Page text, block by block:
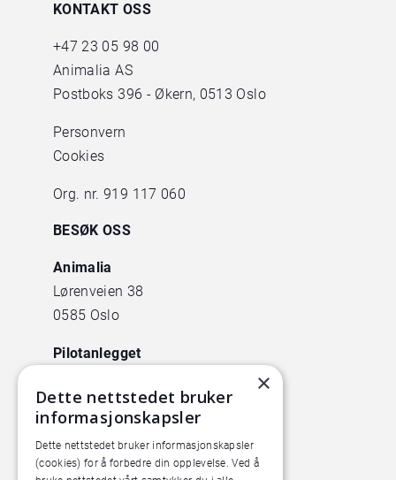
KONTAKT OSS
+47 23 05 98 00
Animalia AS
Postboks 396 - Økern, 0513 Oslo
Personvern
Cookies
Org. nr. 919 117 060
BESØK OSS
Animalia
Lørenveien 38
0585 Oslo
Pilotanlegget
inngang B
×
Dette nettstedet bruker
informasjonskapsler
Dette nettstedet bruker informasjonskapsler
(cookies) for å forbedre din opplevelse. Ved å